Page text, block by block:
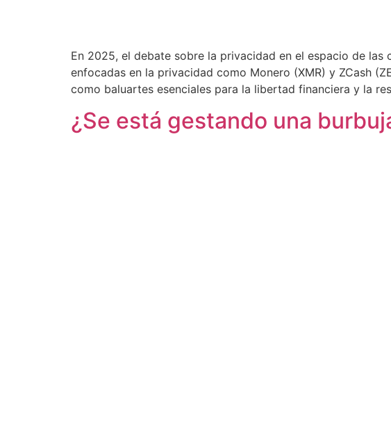
En 2025, el debate sobre la privacidad en el espacio de
enfocadas en la privacidad como Monero (XMR) y ZCash
como baluartes esenciales para la libertad financiera y la
¿Se está gestando una